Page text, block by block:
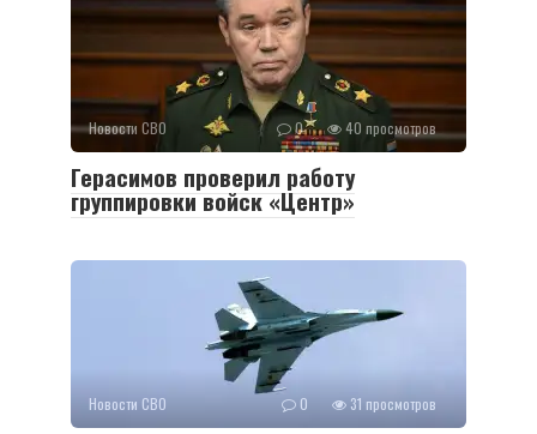
Новости СВО 0 40 просмотров
Герасимов проверил работу
группировки войск «Центр»
Новости СВО 0 31 просмотров